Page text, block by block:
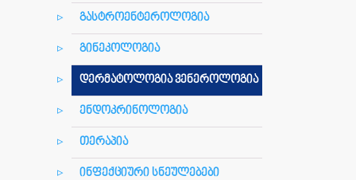
გასტროენტეროლოგია
გინეკოლოგია
დერმატოლოგია ვენეროლოგია
ენდოკრინოლოგია
თერაპია
ინფექციური სნეულებები